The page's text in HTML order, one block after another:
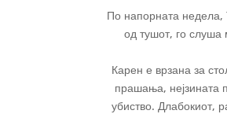
По напорната недела,
од тушот, го слуша
Карен е врзана за
прашања, нејзината
убиство. Длабокиот,